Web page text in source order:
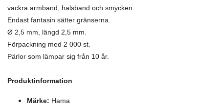
vackra armband, halsband och smycken.
Endast fantasin sätter gränserna.
Ø 2,5 mm, längd 2,5 mm.
Förpackning med 2 000 st.
Pärlor som lämpar sig från 10 år.
Produktinformation
Märke: Hama